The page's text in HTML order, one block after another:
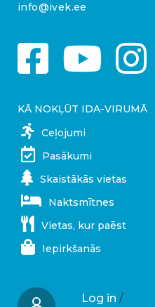
info@ivek.ee
KĀ NOKĻŪT IDA-VIRUMĀ
Ceļojumi
Pasākumi
Skaistākās vietas
Naktsmītnes
Vietas, kur paēst
Iepirkšanās
Log in /